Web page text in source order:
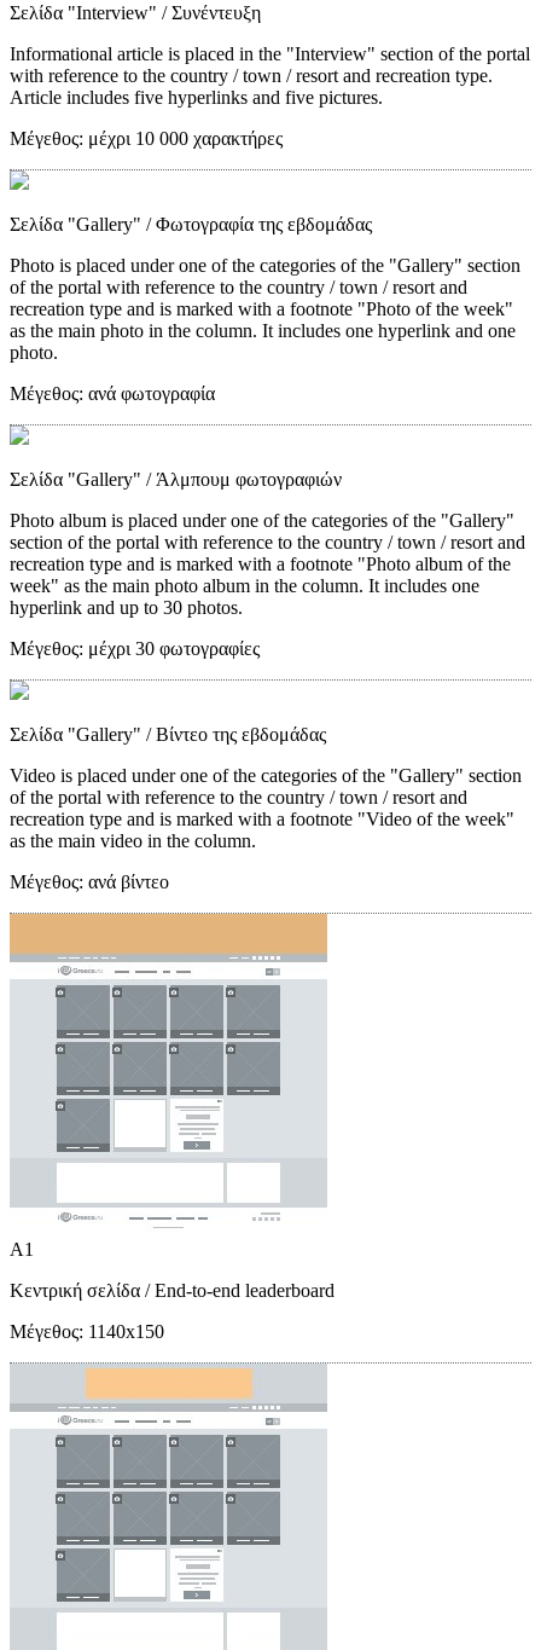
Σελίδα "Interview" / Συνέντευξη
Informational article is placed in the "Interview" section of the portal
with reference to the country / town / resort and recreation type.
Article includes five hyperlinks and five pictures.
Μέγεθος: μέχρι 10 000 χαρακτήρες
Σελίδα "Gallery" / Φωτογραφία της εβδομάδας
Photo is placed under one of the categories of the "Gallery" section
of the portal with reference to the country / town / resort and
recreation type and is marked with a footnote "Photo of the week"
as the main photo in the column. It includes one hyperlink and one
photo.
Μέγεθος: ανά φωτογραφία
Σελίδα "Gallery" / Άλμπουμ φωτογραφιών
Photo album is placed under one of the categories of the "Gallery"
section of the portal with reference to the country / town / resort and
recreation type and is marked with a footnote "Photo album of the
week" as the main photo album in the column. It includes one
hyperlink and up to 30 photos.
Μέγεθος: μέχρι 30 φωτογραφίες
Σελίδα "Gallery" / Βίντεο της εβδομάδας
Video is placed under one of the categories of the "Gallery" section
of the portal with reference to the country / town / resort and
recreation type and is marked with a footnote "Video of the week"
as the main video in the column.
Μέγεθος: ανά βίντεο
A1
Κεντρική σελίδα / End-to-end leaderboard
Μέγεθος: 1140x150